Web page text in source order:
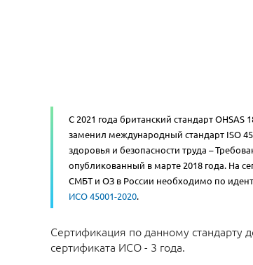
С 2021 года британский стандарт
заменил международный стандарт ISO
здоровья и безопасности труда –
опубликованный в марте 2018 года. На
СМБТ и ОЗ в России необходимо по
ИСО 45001-2020.
Сертификация по данному стандарту
сертификата ИСО - 3 года.